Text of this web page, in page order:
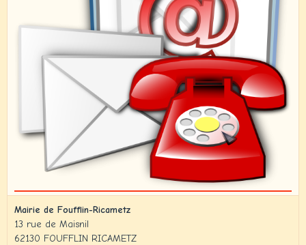
Mairie de Foufflin-Ricametz
13 rue de Maisnil
62130 FOUFFLIN RICAMETZ